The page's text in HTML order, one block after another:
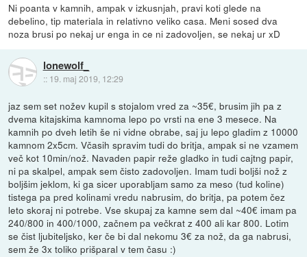
Ni poanta v kamnih, ampak v izkusnjah, pravi koti glede na
debelino, tip materiala in relativno veliko casa. Meni sosed dva
noza brusi po nekaj ur enga in ce ni zadovoljen, se nekaj ur xD
lonewolf_
:: 19. maj 2019, 12:29
jaz sem set nožev kupil s stojalom vred za ~35€, brusim jih pa z
dvema kitajskima kamnoma lepo po vrsti na ene 3 mesece. Na
kamnih po dveh letih še ni vidne obrabe, saj ju lepo gladim z 10000
kamnom 2x5cm. Včasih spravim tudi do britja, ampak si ne vzamem
več kot 10min/nož. Navaden papir reže gladko in tudi cajtng papir,
ni pa skalpel, ampak sem čisto zadovoljen. Imam tudi boljši nož z
boljšim jeklom, ki ga sicer uporabljam samo za meso (tud koline)
tistega pa pred kolinami vredu nabrusim, do britja, pa potem čez
leto skoraj ni potrebe. Vse skupaj za kamne sem dal ~40€ imam pa
240/800 in 400/1000, začnem pa večkrat z 400 ali kar 800. Lotim
se čist ljubiteljsko, ker če bi dal nekomu 3€ za nož, da ga nabrusi,
sem že 3x toliko prišparal v tem času :)